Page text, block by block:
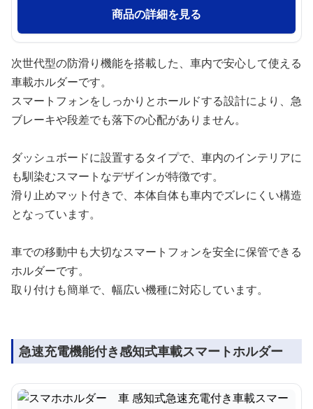
商品の詳細を見る
次世代型の防滑り機能を搭載した、車内で安心して使える
車載ホルダーです。
スマートフォンをしっかりとホールドする設計により、急
ブレーキや段差でも落下の心配がありません。
ダッシュボードに設置するタイプで、車内のインテリアに
も馴染むスマートなデザインが特徴です。
滑り止めマット付きで、本体自体も車内でズレにくい構造
となっています。
車での移動中も大切なスマートフォンを安全に保管できる
ホルダーです。
取り付けも簡単で、幅広い機種に対応しています。
急速充電機能付き感知式車載スマートホルダー